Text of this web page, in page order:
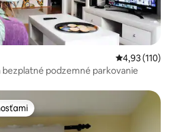
Priemerné
4,93 (110)
bezplatné podzemné parkovanie